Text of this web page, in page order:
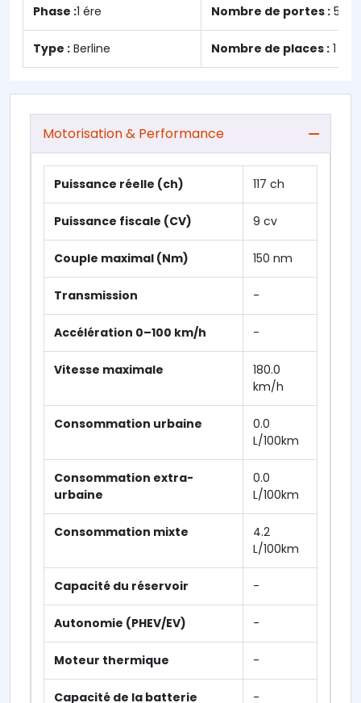
Phase :1 ére Nombre de portes : 5
Type : Berline Nombre de places : 1
Motorisation & Performance
Puissance réelle (ch) 117 ch
Puissance fiscale (CV) 9 cv
Couple maximal (Nm) 150 nm
Transmission -
Accélération 0–100 km/h -
Vitesse maximale
180.0
km/h
Consommation urbaine
0.0
L/100km
Consommation extra-
urbaine
0.0
L/100km
Consommation mixte
4.2
L/100km
Capacité du réservoir -
Autonomie (PHEV/EV) -
Moteur thermique -
Capacité de la batterie -